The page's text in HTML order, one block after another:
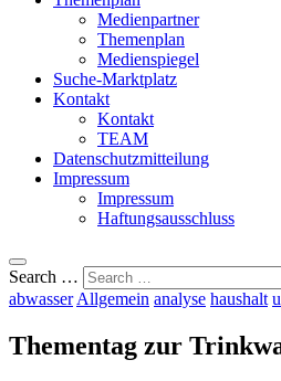
Medienpartner
Themenplan
Medienspiegel
Suche-Marktplatz
Kontakt
Kontakt
TEAM
Datenschutzmitteilung
Impressum
Impressum
Haftungsausschluss
Search …
abwasser Allgemein analyse haushalt
Thementag zur